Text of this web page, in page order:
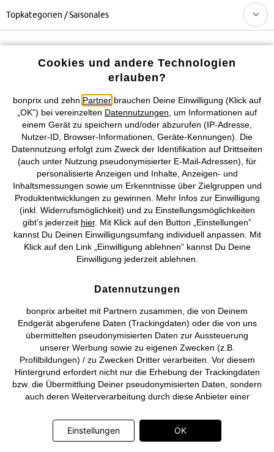
Topkategorien / Saisonales
Preisangaben inkl. gesetzl. MwSt. und zzgl.Service- &
Versandkosten
AGB Datenschutz Cookie-Einstellungen Impressum
Vertrag widerrufen
©2026 bonprix.Alle Rechte vorbehalten.
Deutsch Français
Cookies und andere Technologien
erlauben?
bonprix und zehn Partner brauchen Deine Einwilligung (Klick auf
„OK”) bei vereinzelten Datennutzungen , um Informationen auf
einem Gerät zu speichern und/oder abzurufen (IP-Adresse,
Nutzer-ID, Browser-Informationen, Geräte-Kennungen). Die
Datennutzung erfolgt zum Zweck der Identifikation auf Drittseiten
(auch unter Nutzung pseudonymisierter E-Mail-Adressen), für
personalisierte Anzeigen und Inhalte, Anzeigen- und
Inhaltsmessungen sowie um Erkenntnisse über Zielgruppen und
Produktentwicklungen zu gewinnen. Mehr Infos zur Einwilligung
(inkl. Widerrufsmöglichkeit) und zu Einstellungsmöglichkeiten
gibt’s jederzeit hier. Mit Klick auf den Button „Einstellungen”
kannst Du Deinen Einwilligungsumfang individuell anpassen. Mit
Klick auf den Link „Einwilligung ablehnen” kannst Du Deine
Einwilligung jederzeit ablehnen.
Datennutzungen
bonprix arbeitet mit Partnern zusammen, die von Deinem
Endgerät abgerufene Daten (Trackingdaten) oder die von uns
übermittelten pseudonymisierten Daten zur Aussteuerung
unserer Werbung sowie zu eigenen Zwecken (z.B.
Profilbildungen) / zu Zwecken Dritter verarbeiten. Vor diesem
Hintergrund erfordert nicht nur die Erhebung der Trackingdaten
bzw. die Übermittlung Deiner pseudonymisierten Daten, sondern
auch deren Weiterverarbeitung durch diese Anbieter einer
Deine pseudonymisierten Daten erst dann übermittelt, wenn Du
auf den in dem Banner auf bonprix.de wiedergebenden Button
Einstellungen OK